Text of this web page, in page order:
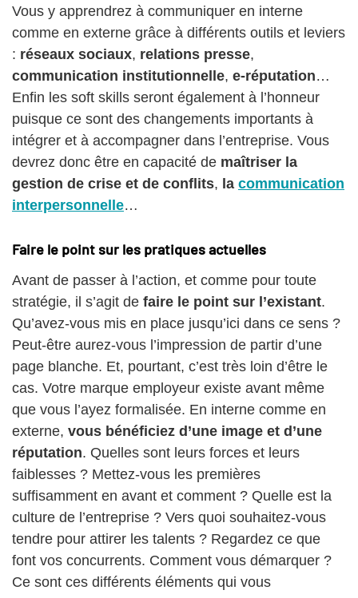
Vous y apprendrez à communiquer en interne
comme en externe grâce à différents outils et leviers
: réseaux sociaux, relations presse,
communication institutionnelle, e-réputation…
Enfin les soft skills seront également à l’honneur
puisque ce sont des changements importants à
intégrer et à accompagner dans l’entreprise. Vous
devrez donc être en capacité de maîtriser la
gestion de crise et de conflits, la communication
interpersonnelle…
Faire le point sur les pratiques actuelles
Avant de passer à l’action, et comme pour toute
stratégie, il s’agit de faire le point sur l’existant.
Qu’avez-vous mis en place jusqu’ici dans ce sens ?
Peut-être aurez-vous l’impression de partir d’une
page blanche. Et, pourtant, c’est très loin d’être le
cas. Votre marque employeur existe avant même
que vous l’ayez formalisée. En interne comme en
externe, vous bénéficiez d’une image et d’une
réputation. Quelles sont leurs forces et leurs
faiblesses ? Mettez-vous les premières
suffisamment en avant et comment ? Quelle est la
culture de l’entreprise ? Vers quoi souhaitez-vous
tendre pour attirer les talents ? Regardez ce que
font vos concurrents. Comment vous démarquer ?
Ce sont ces différents éléments qui vous